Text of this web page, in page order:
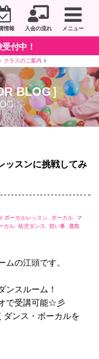
オ＆ボーカルスクール「
情報 入会の流れ メニュー
付中！
クラスのご案内
BLOG］
ッスンに挑戦してみ
ボーカルレッスン ボーカル, マ
カル 幼児ダンス 習い事
鹿島
の江頭です。
ンスルーム！
で受講可能☆彡
ンス・ボーカルを